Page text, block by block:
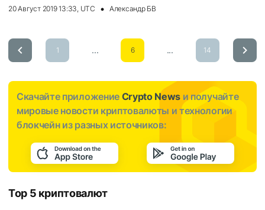
20 Август 2019 13:33, UTC Александр БВ
1 ... 6 ... 14
Скачайте приложение Crypto News и получайте
мировые новости криптовалюты и технологии
блокчейн из разных источников:
Top 5 криптовалют